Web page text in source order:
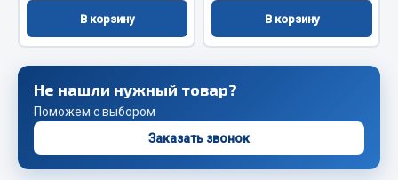
Показать ещё
Весь раздел
Фильтры
JSB
В корзину В корзину
Не нашли нужный товар?
Поможем с выбором
Заказать звонок